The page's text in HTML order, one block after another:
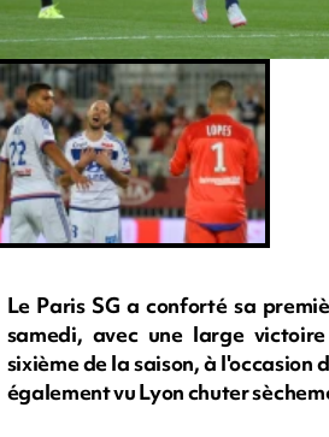
Le Paris SG a conforté sa
samedi, avec une large
sixième de la saison, à l'occasion
également vu Lyon chuter